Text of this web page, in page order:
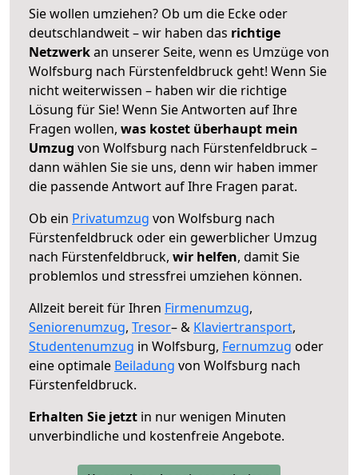
Sie wollen umziehen? Ob um die Ecke oder
deutschlandweit – wir haben das richtige
Netzwerkan unserer Seite, wenn es Umzüge von
Wolfsburg nach Fürstenfeldbruck geht! Wenn Sie
nicht weiterwissen – haben wir die richtige
Lösung für Sie! Wenn Sie Antworten auf Ihre
Fragen wollen, was kostet überhaupt mein
Umzug von Wolfsburg nach Fürstenfeldbruck –
dann wählen Sie sie uns, denn wir haben immer
die passende Antwort auf Ihre Fragen parat.
Ob ein Privatumzug von Wolfsburg nach
Fürstenfeldbruck oder ein gewerblicher Umzug
nach Fürstenfeldbruck, wir helfen, damit Sie
problemlos und stressfrei umziehen können.
Allzeit bereit für Ihren Firmenumzug,
Seniorenumzug, Tresor– & Klaviertransport,
Studentenumzug in Wolfsburg, Fernumzug oder
eine optimale Beiladung von Wolfsburg nach
Fürstenfeldbruck.
Erhalten Sie jetzt in nur wenigen Minuten
unverbindliche und kostenfreie Angebote.